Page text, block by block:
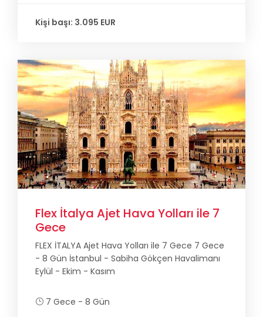
Kişi başı: 3.095 EUR
Flex İtalya Ajet Hava Yolları ile 7
Gece
FLEX İTALYA Ajet Hava Yolları ile 7 Gece 7 Gece
- 8 Gün İstanbul - Sabiha Gökçen Havalimanı
Eylül - Ekim - Kasım
7 Gece - 8 Gün